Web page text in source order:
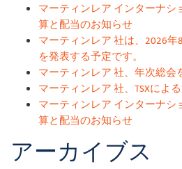
マーティンレア インターナシ
算と配当のお知らせ
マーティンレア 社は、2026
を発表する予定です。
マーティンレア 社、年次総会
マーティンレア 社、TSXによ
マーティンレア インターナシ
算と配当のお知らせ
アーカイブス